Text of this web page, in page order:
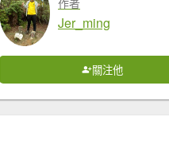
Jer_ming
關注他